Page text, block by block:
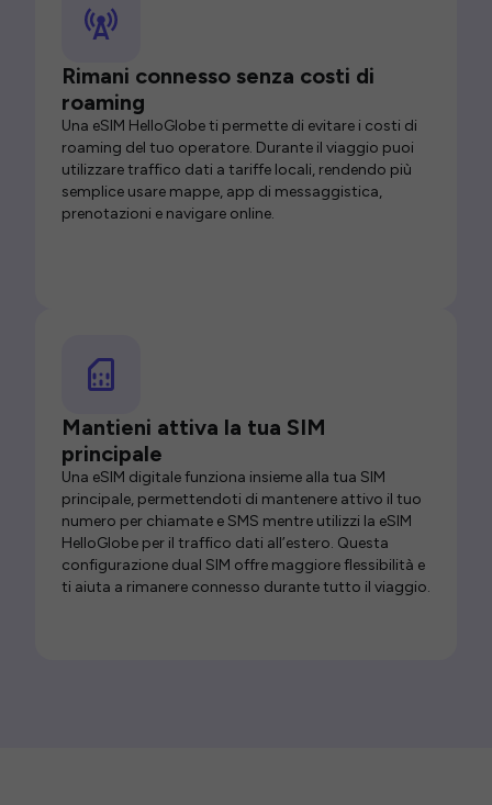
Rimani connesso senza costi di
roaming
Una eSIM HelloGlobe ti permette di evitare i costi di
roaming del tuo operatore. Durante il viaggio puoi
utilizzare traffico dati a tariffe locali, rendendo più
semplice usare mappe, app di messaggistica,
prenotazioni e navigare online.
Mantieni attiva la tua SIM
principale
Una eSIM digitale funziona insieme alla tua SIM
principale, permettendoti di mantenere attivo il tuo
numero per chiamate e SMS mentre utilizzi la eSIM
HelloGlobe per il traffico dati all’estero. Questa
configurazione dual SIM offre maggiore flessibilità e
ti aiuta a rimanere connesso durante tutto il viaggio.